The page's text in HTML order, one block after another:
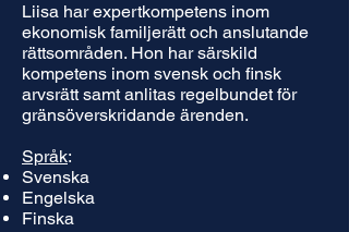
Liisa har expertkompetens inom
ekonomisk familjerätt och anslutande
rättsområden. Hon har särskild
kompetens inom svensk och finsk
arvsrätt samt anlitas regelbundet för
gränsöverskridande ärenden.
Språk:
Svenska
Engelska
Finska